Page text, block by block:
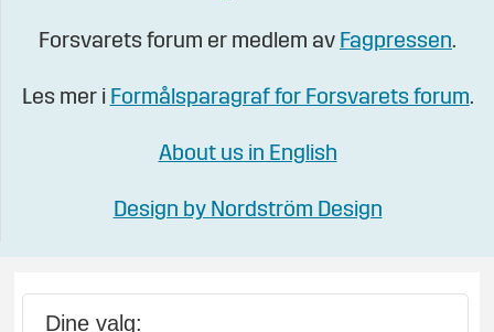
Forsvarets forum er medlem av Fagpressen.
Les mer i Formålsparagraf for Forsvarets forum.
About us in English
Design by Nordström Design
Dine valg: